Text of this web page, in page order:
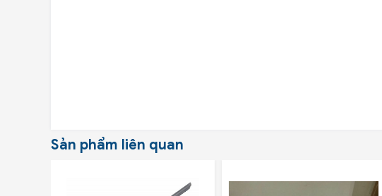
Sản phẩm liên quan